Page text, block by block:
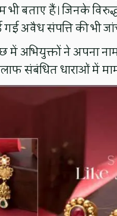
बताए हैं। जिनके
अवैध संपत्ति की भी
अभियुक्तों ने अपना नाम
संबंधित धाराओं में